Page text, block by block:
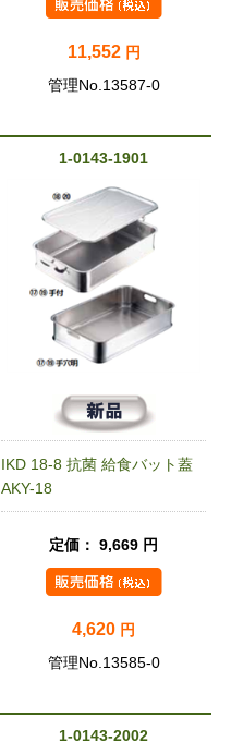
11,552 円
管理No.13587-0
1-0143-1901
IKD 18-8 抗菌 給食バット蓋
AKY-18
定価： 9,669 円
4,620 円
管理No.13585-0
1-0143-2002